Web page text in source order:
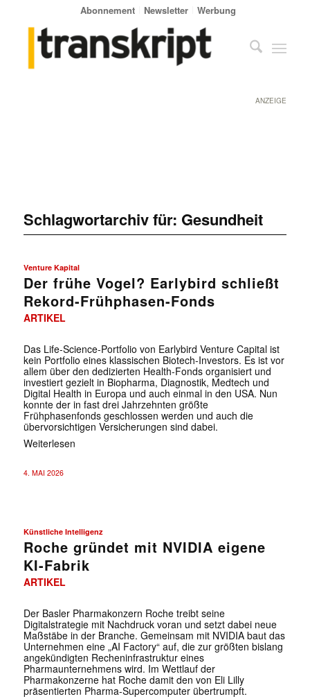
Abonnement Newsletter Werbung
ANZEIGE
Schlagwortarchiv für: Gesundheit
Venture Kapital
Der frühe Vogel? Earlybird schließt
Rekord-Frühphasen-Fonds
ARTIKEL
Das Life-Science-Portfolio von Earlybird Venture Capital ist
kein Portfolio eines klassischen Biotech-Investors. Es ist vor
allem über den dedizierten Health-Fonds organisiert und
investiert gezielt in Biopharma, Diagnostik, Medtech und
Digital Health in Europa und auch einmal in den USA. Nun
konnte der in fast drei Jahrzehnten größte
Frühphasenfonds geschlossen werden und auch die
übervorsichtigen Versicherungen sind dabei.
Weiterlesen
4. MAI 2026
Künstliche Intelligenz
Roche gründet mit NVIDIA eigene
KI-Fabrik
ARTIKEL
Der Basler Pharmakonzern Roche treibt seine
Digitalstrategie mit Nachdruck voran und setzt dabei neue
Maßstäbe in der Branche. Gemeinsam mit NVIDIA baut das
Unternehmen eine „AI Factory“ auf, die zur größten bislang
angekündigten Recheninfrastruktur eines
Pharmaunternehmens wird. Im Wettlauf der
Pharmakonzerne hat Roche damit den von Eli Lilly
präsentierten Pharma-Supercomputer übertrumpft.